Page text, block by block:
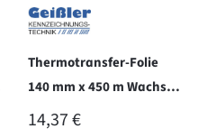
Thermotransfer-Folie
140 mm x 450 m Wachs+,
aussen
REGULÄRER PREIS:
14,37 €